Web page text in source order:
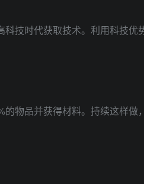
科技时代获取技术。利用科技
物品并获得材料。持续这样